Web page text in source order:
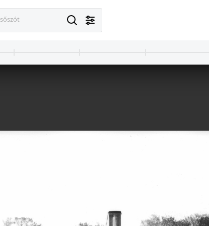
1903 · Budapest XIV. · Városliget